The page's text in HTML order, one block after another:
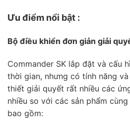
Ưu điểm nổi bật :
Bộ điều khiển đơn giản giải
Commander SK lắp đặt và cấu
thời gian, nhưng có tính năng
thiết giải quyết rất nhiều các
nhiều so với các sản phẩm
bao gồm: